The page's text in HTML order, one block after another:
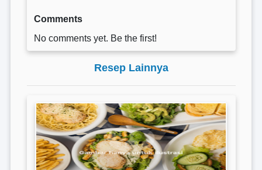
Comments
No comments yet. Be the first!
Resep Lainnya